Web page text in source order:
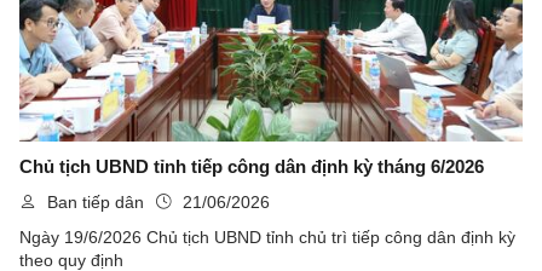
Chủ tịch UBND tỉnh tiếp công dân định kỳ tháng 6/2026
Ban tiếp dân
21/06/2026
Ngày 19/6/2026 Chủ tịch UBND tỉnh chủ trì tiếp công dân định kỳ
theo quy định